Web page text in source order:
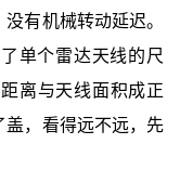
有机械转动延迟。
单个雷达天线的尺
离与天线面积成正
盖，看得远不远，先